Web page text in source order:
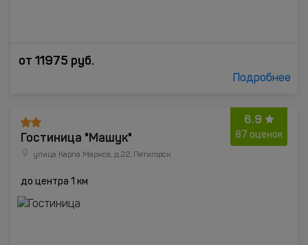
от 11975 руб.
Подробнее
6.9
87 оценок
Гостиница "Машук"
улица Карла Маркса, д.22, Пятигорск
до центра 1 км